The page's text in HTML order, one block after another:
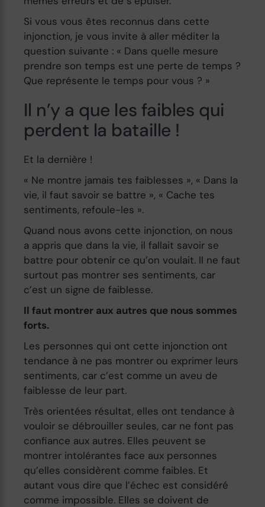
Si vous vous êtes reconnus dans cette
injonction, je vous invite à aller méditer la
question suivante : « Dans quelle mesure
prendre son temps est une perte de temps ?
Que représente le temps pour vous ? »
Il n’y a que les faibles qui
perdent la bataille !
Et la dernière !
« Ne montre jamais tes faiblesses », « Dans la
vie, il faut savoir se battre », « Cache tes
sentiments, refoule-les ».
Quand nous avons cette injonction, on nous
a appris que dans la vie, il fallait savoir se
battre pour obtenir ce qu’on voulait. Il ne faut
surtout pas montrer ses sentiments, car
c’est un signe de faiblesse.
Il faut montrer aux autres que nous sommes
forts.
Les personnes qui ont cette injonction ont
tendance à ne pas montrer ou exprimer leurs
sentiments, car c’est comme un aveu de
faiblesse de leur part.
Très orientées résultat, elles ont tendance à
vouloir se débrouiller seules, car ne font pas
confiance aux autres. Elles peuvent se
montrer intolérantes face aux personnes
qu’elles considèrent comme faibles. Et
autant vous dire que l’échec est considéré
comme impossible. Elles se doivent de